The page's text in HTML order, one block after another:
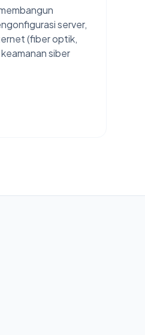
server,
(fiber optik,
siber